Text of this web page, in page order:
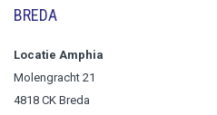
BREDA
Locatie Amphia
Molengracht 21
4818 CK Breda